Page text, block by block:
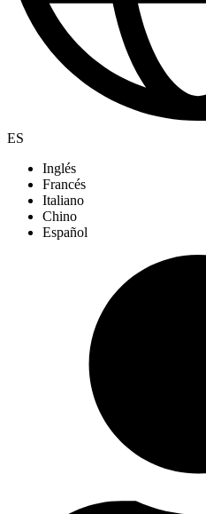
ES
Inglés
Francés
Italiano
Chino
Español